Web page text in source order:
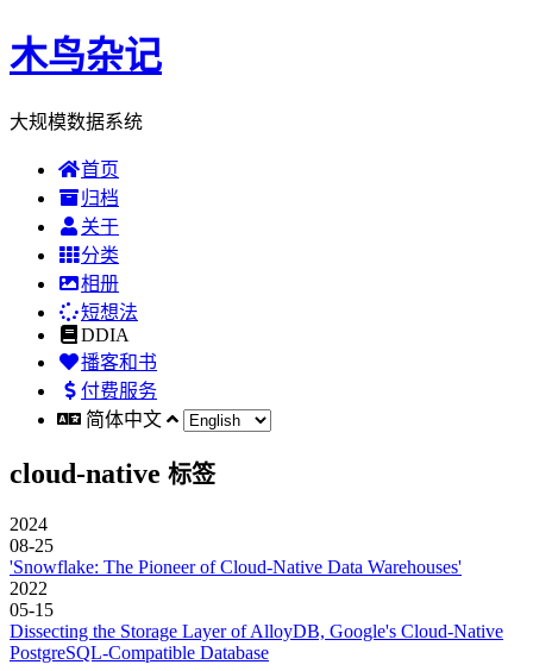
木鸟杂记
大规模数据系统
首页
归档
关于
分类
相册
短想法
DDIA
播客和书
付费服务
简体中文
cloud-native 标签
2024
08-25
'Snowflake: The Pioneer of Cloud-Native Data Warehouses'
2022
05-15
Dissecting the Storage Layer of AlloyDB, Google's Cloud-Native
PostgreSQL-Compatible Database